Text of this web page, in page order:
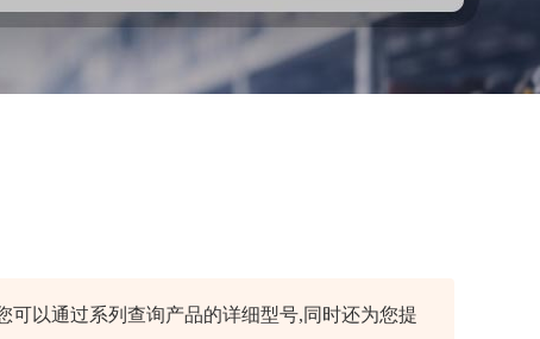
可以通过系列查询产品的详细型号,同时还为您提